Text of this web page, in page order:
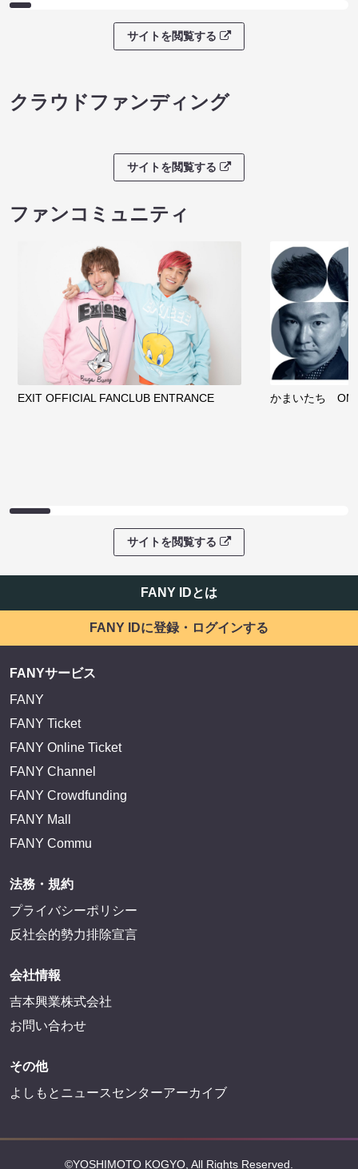
サイトを閲覧する
クラウドファンディング
サイトを閲覧する
ファンコミュニティ
EXIT OFFICIAL FANCLUB ENTRANCE かまいたち
サイトを閲覧する
FANY IDとは
FANY IDに登録・ログインする
FANYサービス
FANY
FANY Ticket
FANY Online Ticket
FANY Channel
FANY Crowdfunding
FANY Mall
FANY Commu
法務・規約
プライバシーポリシー
反社会的勢力排除宣言
会社情報
吉本興業株式会社
お問い合わせ
その他
よしもとニュースセンターアーカイブ
©YOSHIMOTO KOGYO, All Rights Reserved.